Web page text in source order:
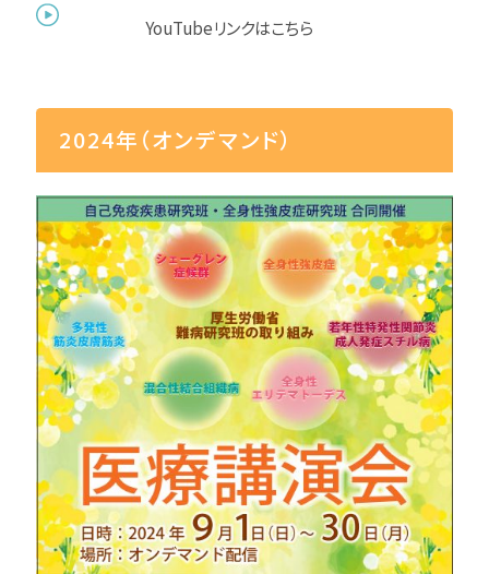
YouTubeリンクはこちら
2024年（オンデマンド）